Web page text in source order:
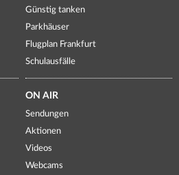
Günstig tanken
Parkhäuser
Flugplan Frankfurt
Schulausfälle
ON AIR
Sendungen
Aktionen
Videos
Webcams